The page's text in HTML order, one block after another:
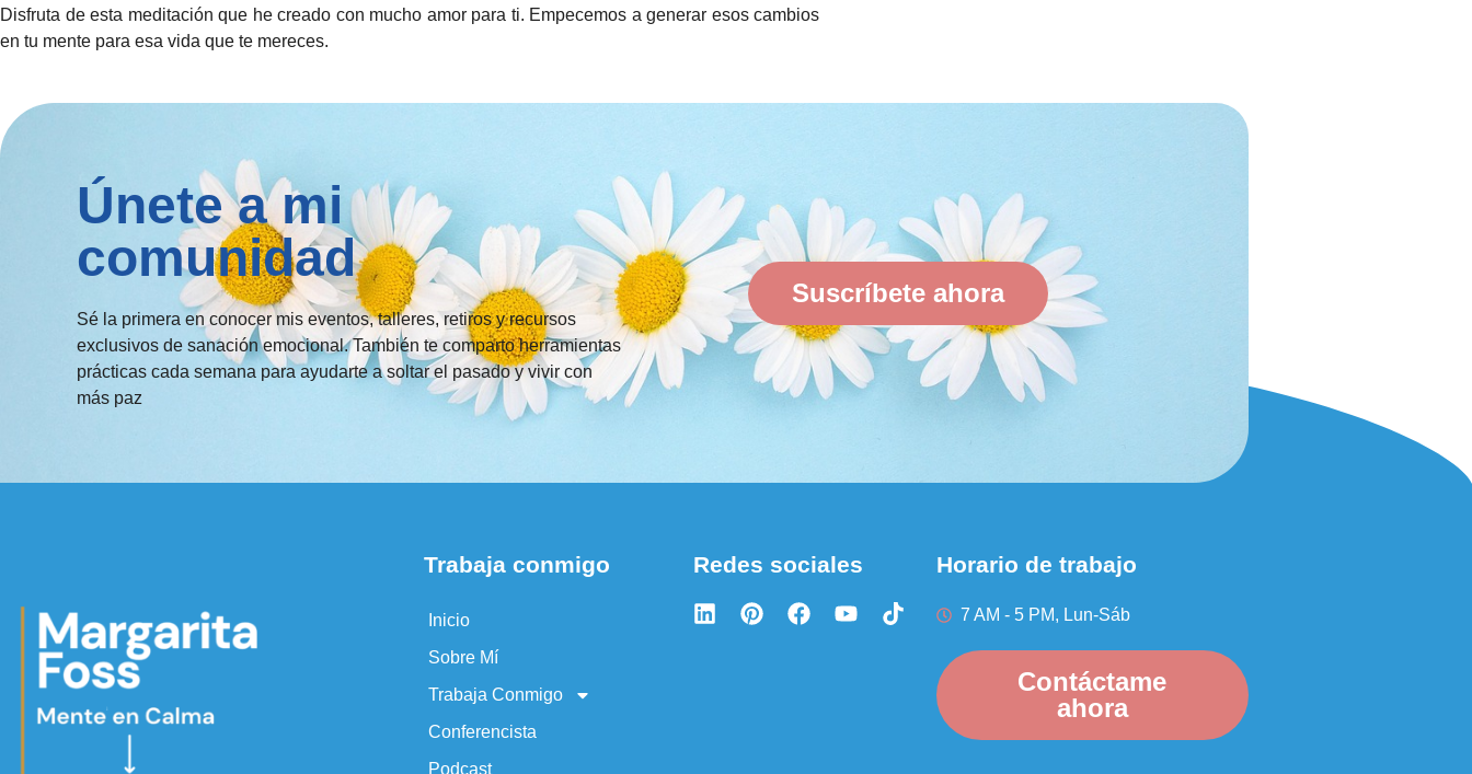
Disfruta de esta meditación que he creado con mucho amor para ti. Empecemos a generar esos cambios
en tu mente para esa vida que te mereces.
Únete a mi
comunidad
Sé la primera en conocer mis eventos, talleres, retiros y recursos
exclusivos de sanación emocional. También te comparto herramientas
prácticas cada semana para ayudarte a soltar el pasado y vivir con
más paz
Suscríbete ahora
Trabaja conmigo
Inicio
Sobre Mí
Trabaja Conmigo
Conferencista
Podcast
Redes sociales Horario de trabajo
7 AM - 5 PM, Lun-Sáb
Contáctame
ahora